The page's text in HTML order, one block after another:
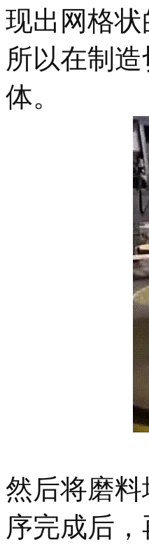
现出网格
所以在制
体。
然后将磨
序完成后